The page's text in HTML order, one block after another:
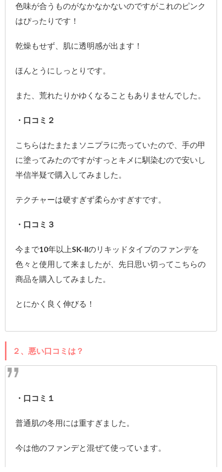
色味が合うものがなかなかないのですがこれのピンク
はぴったりです！
乾燥もせず、肌に透明感が出ます！
ほんとうにしっとりです。
また、荒れたりかゆくなることもありませんでした。
・口コミ２
こちらはたまたまソニプラに売っていたので、手の甲
に塗ってみたのですがすっとキメに馴染むので安いし
半信半疑で購入してみました。
テクチャーは硬すぎず柔らかすぎすです。
・口コミ３
今まで10年以上SK-IIのリキッドタイプのファンデを
色々と使用して来ましたが、先日思い切ってこちらの
商品を購入してみました。
とにかく良く伸びる！
２、悪い口コミは？
・口コミ１
普通肌の冬用には重すぎました。
今は他のファンデと混ぜて使っています。